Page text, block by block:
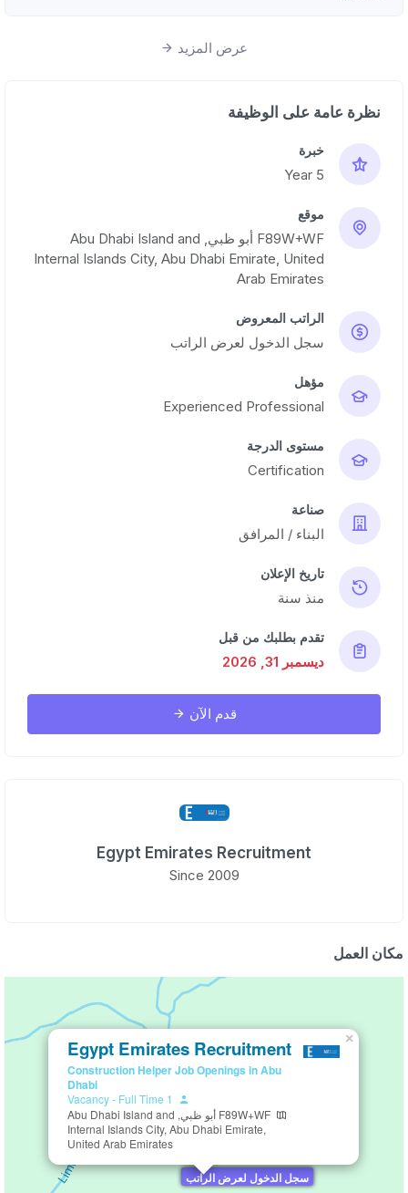
عرض المزيد
نظرة عامة على الوظيفة
خبرة
5 Year
موقع
F89W+WF أبو ظبي, Abu Dhabi Island and
Internal Islands City, Abu Dhabi Emirate, United
Arab Emirates
الراتب المعروض
سجل الدخول لعرض الراتب
مؤهل
Experienced Professional
مستوى الدرجة
Certification
صناعة
البناء / المرافق
تاريخ الإعلان
منذ سنة
تقدم بطلبك من قبل
ديسمبر 31, 2026
قدم الآن
Egypt Emirates Recruitment
Since 2009
مكان العمل
سجل الدخول لعرض الراتب
Egypt Emirates Recruitment
Construction Helper Job Openings in Abu
Dhabi
1 Vacancy
- Full Time
F89W+WF أبو ظبي, Abu Dhabi Island and
Internal Islands City, Abu Dhabi Emirate,
United Arab Emirates
×